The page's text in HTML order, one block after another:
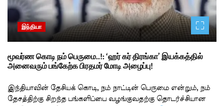
இந்தியா
மூவர்ண கொடி நம் பெருமை..!: ‘ஹர் கர் திரங்கா’ இயக்கத்தில்
அனைவரும் பங்கேற்க பிரதமர் மோடி அழைப்பு!
இந்தியாவின் தேசியக் கொடி, நம் நாட்டின் பெருமை என்றும், நம்
தேசத்திற்கு சிறந்த பங்களிப்பை வழங்குவதற்கு தொடர்ச்சியான